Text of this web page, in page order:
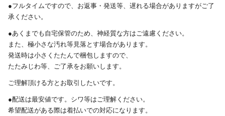
●フルタイムですので、お返事・発送等、遅れる場合がありますがご了
承ください。
●あくまでも自宅保管のため、神経質な方はご遠慮ください。
また、極小さな汚れ等見落とす場合があります。
発送時は小さくたたんで梱包しますので、
たたみじわ等、ご了承をお願いします。
ご理解頂ける方とお取引したいです。
●配送は最安値です。シワ等はご理解ください。
希望配送がある際は着払いでの対応になります。